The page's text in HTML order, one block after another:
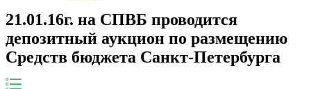
21.01.16г. на СПВБ проводится
депозитный аукцион по размещению
Средств бюджета Санкт-Петербурга